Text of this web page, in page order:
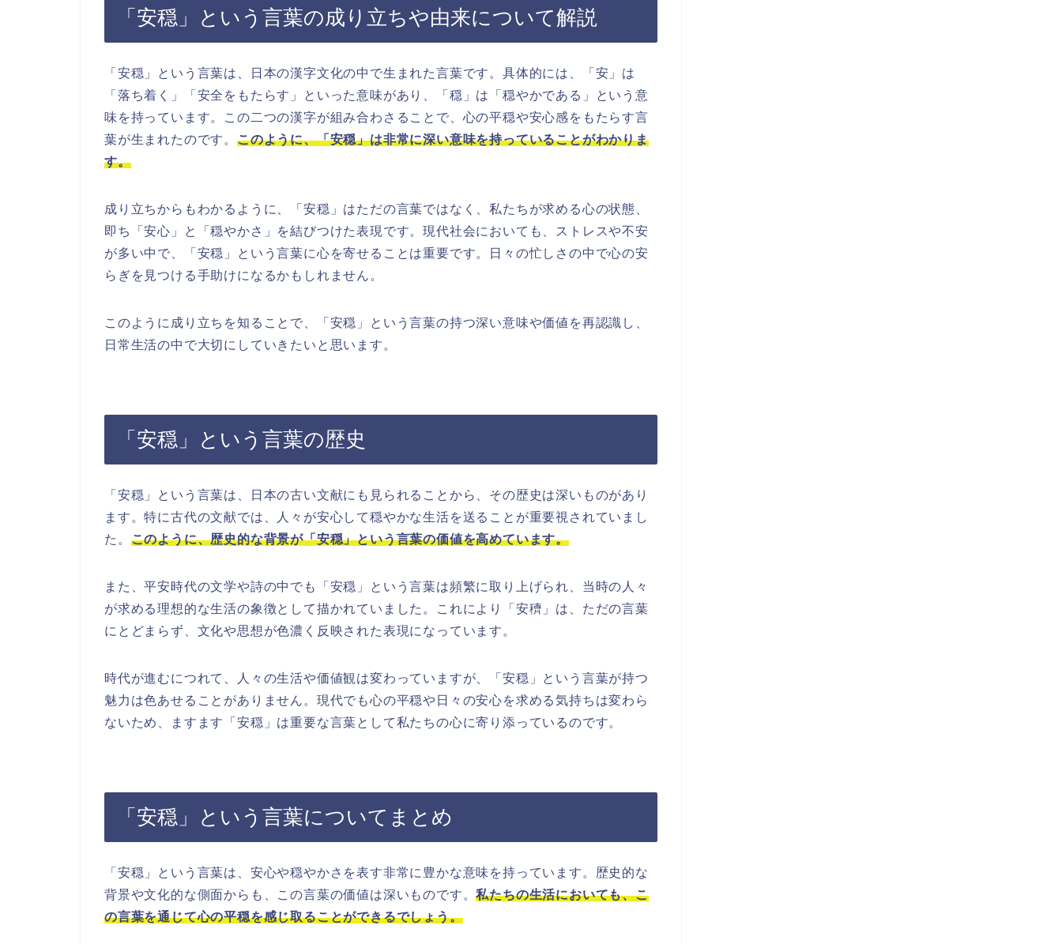
「安穏」という言葉の成り立ちや由来について解説
「安穏」という言葉は、日本の漢字文化の中で生まれた言葉です。具体的には、「安」は
「落ち着く」「安全をもたらす」といった意味があり、「穏」は「穏やかである」という意
味を持っています。この二つの漢字が組み合わさることで、心の平穏や安心感をもたらす言
葉が生まれたのです。 このように、「安穏」は非常に深い意味を持っていることがわかりま
す。
成り立ちからもわかるように、「安穏」はただの言葉ではなく、私たちが求める心の状態、
即ち「安心」と「穏やかさ」を結びつけた表現です。現代社会においても、ストレスや不安
が多い中で、「安穏」という言葉に心を寄せることは重要です。日々の忙しさの中で心の安
らぎを見つける手助けになるかもしれません。
このように成り立ちを知ることで、「安穏」という言葉の持つ深い意味や価値を再認識し、
日常生活の中で大切にしていきたいと思います。
「安穏」という言葉の歴史
「安穏」という言葉は、日本の古い文献にも見られることから、その歴史は深いものがあり
ます。特に古代の文献では、人々が安心して穏やかな生活を送ることが重要視されていまし
た。 このように、歴史的な背景が「安穏」という言葉の価値を高めています。
また、平安時代の文学や詩の中でも「安穏」という言葉は頻繁に取り上げられ、当時の人々
が求める理想的な生活の象徴として描かれていました。これにより「安穧」は、ただの言葉
にとどまらず、文化や思想が色濃く反映された表現になっています。
時代が進むにつれて、人々の生活や価値観は変わっていますが、「安穏」という言葉が持つ
魅力は色あせることがありません。現代でも心の平穏や日々の安心を求める気持ちは変わら
ないため、ますます「安穏」は重要な言葉として私たちの心に寄り添っているのです。
「安穏」という言葉についてまとめ
「安穏」という言葉は、安心や穏やかさを表す非常に豊かな意味を持っています。歴史的な
背景や文化的な側面からも、この言葉の価値は深いものです。私たちの生活においても、こ
の言葉を通じて心の平穏を感じ取ることができるでしょう。